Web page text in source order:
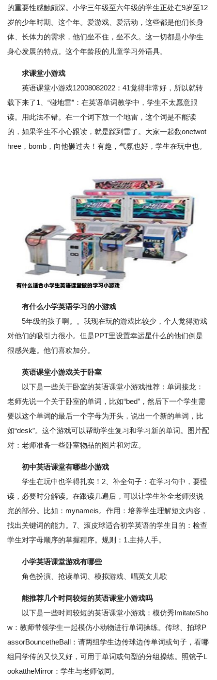
的重要性感触颇深。小学三年级至六年级的学生正处在9岁至12
岁的少年时期。这个年。爱游戏、爱活动，这些都是他们长身
体、长体力的需求，他们坐不住，坐不久。这一切都是小学生
身心发展的特点。这个年龄段的儿童学习外语具。
求课堂小游戏
英语课堂小游戏12008082022：41觉得非常好，所以就转
载下来了1、“碰地雷”：在英语单词教学中，学生不太愿意跟
读。用此法不错。在一个词下放一个地雷，这个词是不能读
的，如果学生不小心跟读，就是踩到雷了。大家一起数onetwot
hree，bomb，向他砸过去！有趣，气氛也好，学生在玩中也。
有什么小学英语学习的小游戏
5年级的孩子啊。。我现在玩的游戏比较少，个人觉得游戏
对他们的吸引力很小。但是PPT里设置幸运星什么的他们倒是
很感兴趣。他们喜欢加分。
英语课堂小游戏关于卧室
以下是一些关于卧室的英语课堂小游戏推荐：单词接龙：
老师先说一个关于卧室的单词，比如“bed”，然后下一个学生需
要以这个单词的最后一个字母为开头，说出一个新的单词，比
如“desk”。这个游戏可以帮助学生复习和学习新的单词。图片配
对：老师准备一些卧室物品的图片和对应。
初中英语课堂有哪些小游戏
学生在玩中也学得扎实！2、补全句子：在学习句中，要慢
读，必要时分解读。在跟读几遍后，可以让学生补全老师没说
完的部分。比如：mynameis。作用：培养学生理解短文内容，
找出关键词的能力。7、滚皮球适合初学英语的学生目的：检查
学生对字母顺序的掌握程序。规则：1.主持人手。
小学英语课堂游戏有哪些
角色扮演、抢读单词、模拟游戏、唱英文儿歌
能推荐几个时间较短的英语课堂小游戏吗
以下是一些时间较短的英语课堂小游戏：模仿秀ImitateSho
w：教师带领学生一起模仿小动物进行单词操练。传球、拍球P
assorBouncetheBall：请两组学生边传球边传单词或句子，看哪
组同学传的又快又好，可用于单词或句型的分组操练。照镜子L
ookattheMirror：学生与老师做同。